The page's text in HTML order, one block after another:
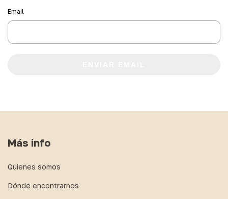
Email
Más info
Quienes somos
Dónde encontrarnos